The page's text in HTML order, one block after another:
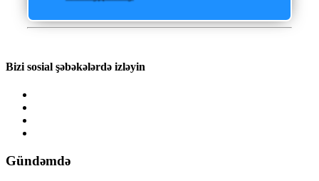
Bizi sosial şəbəkələrdə izləyin
Gündəmdə